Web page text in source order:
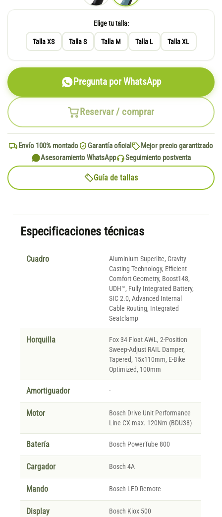
Elige tu talla:
Talla XS Talla S Talla M Talla L Talla XL
Reservar / comprar
Pregunta por WhatsApp
Envío 100% montado Garantía oficial
Mejor precio garantizado
Asesoramiento WhatsApp
Seguimiento postventa
Guía de tallas
Especificaciones técnicas
Cuadro
Aluminium Superlite, Gravity
Casting Technology, Efficient
Comfort Geometry, Boost148,
UDH™, Fully Integrated Battery,
SIC 2.0, Advanced Internal
Cable Routing, Integrated
Seatclamp
Horquilla
Fox 34 Float AWL, 2-Position
Sweep-Adjust RAIL Damper,
Tapered, 15x110mm, E-Bike
Optimized, 100mm
Amortiguador -
Motor
Bosch Drive Unit Performance
Line CX max. 120Nm (BDU38)
Batería Bosch PowerTube 800
Cargador Bosch 4A
Mando Bosch LED Remote
Display Bosch Kiox 500